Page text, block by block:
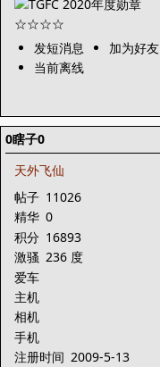
发短消息
加为好友
当前离线
0瞎子0
天外飞仙
帖子 11026
精华 0
积分 16893
激骚 236 度
爱车
主机
相机
手机
注册时间 2009-5-13